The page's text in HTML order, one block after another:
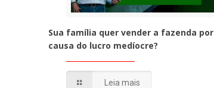
Sua família quer vender a fazenda por
causa do lucro medíocre?
Leia mais